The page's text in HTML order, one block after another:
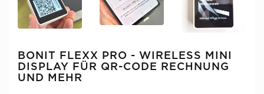
BONIT FLEXX PRO - WIRELESS MINI
DISPLAY FÜR QR-CODE RECHNUNG
UND MEHR